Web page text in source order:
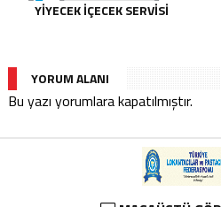
YIYECEK İÇECEK SERVISI
YORUM ALANI
Bu yazı yorumlara kapatılmıştır.